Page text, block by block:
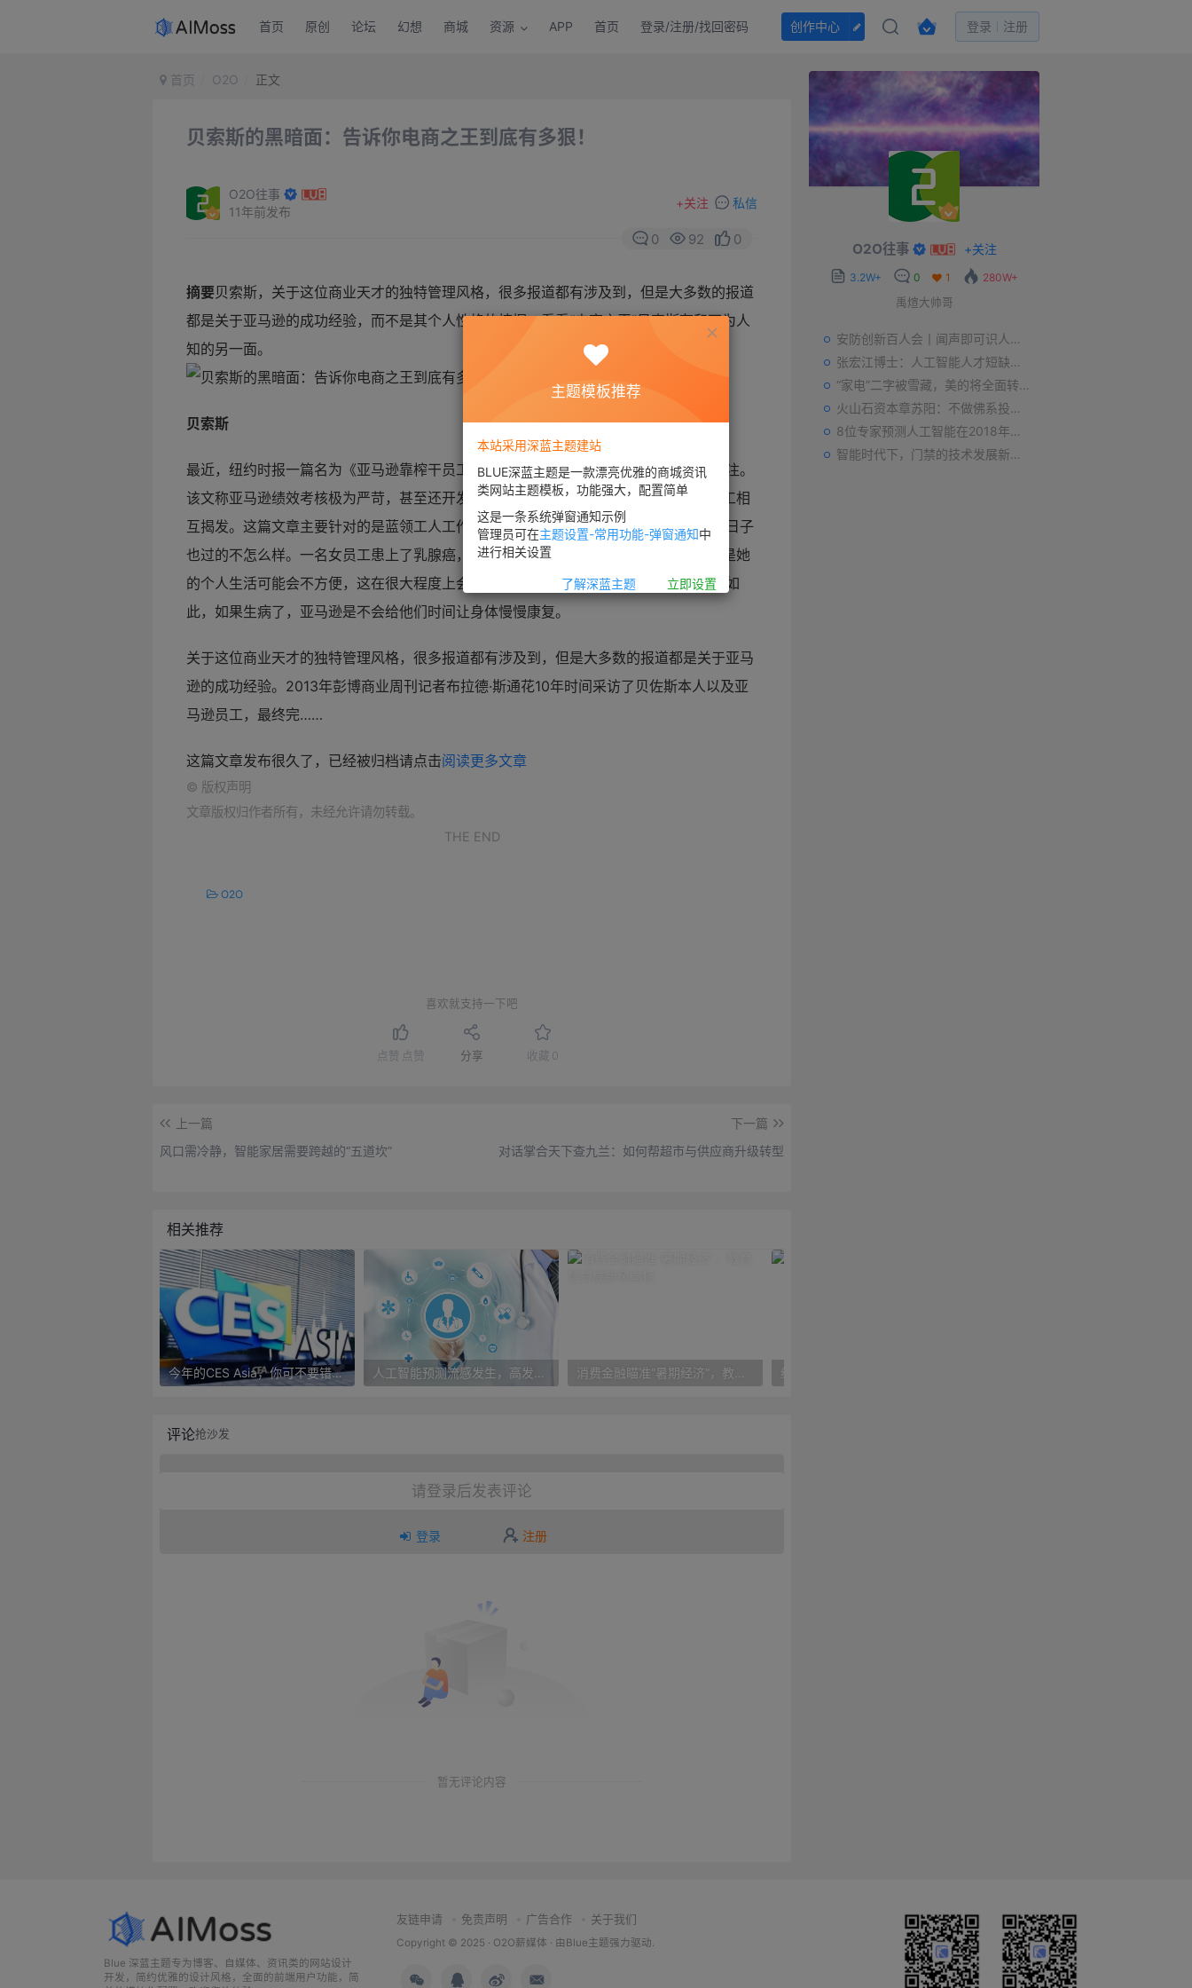
首页 原创 论坛 幻想 商城 资源 APP 首页 登录/注册/找回密码 创作中心 登录 注册
首页 O2O 正文
贝索斯的黑暗面：告诉你电商之王到底有多狠！
O2O往事
11年前发布
+关注 私信
0 92 0
摘要贝索斯，关于这位商业天才的独特管理风格，很多报道都有涉及到，但是大多数的报道
都是关于亚马逊的成功经验，而不是其个人性格的挖掘。看看“电商之王”贝索斯有和不为人
知的另一面。
贝索斯
最近，纽约时报一篇名为《亚马逊靠榨干员工改变世界》的文章，引起了公众的广泛关注。
该文称亚马逊绩效考核极为严苛，甚至还开发出“即时反馈平台”这样奇葩的工具鼓励员工相
互揭发。这篇文章主要针对的是蓝领工人工作辛苦的工作环境，其实，亚马逊的白领们日子
也过的不怎么样。一名女员工患上了乳腺癌，却被公司告知“你有被解雇的危险”。理由是她
的个人生活可能会不方便，这在很大程度上会影响她完成工作目标。其他的员工也大抵如
此，如果生病了，亚马逊是不会给他们时间让身体慢慢康复。
关于这位商业天才的独特管理风格，很多报道都有涉及到，但是大多数的报道都是关于亚马
逊的成功经验。2013年彭博商业周刊记者布拉德·斯通花10年时间采访了贝佐斯本人以及亚
马逊员工，最终完……
这篇文章发布很久了，已经被归档请点击阅读更多文章
© 版权声明
文章版权归作者所有，未经允许请勿转载。
THE END
O2O
喜欢就支持一下吧
点赞 点赞 分享 收藏 0
上一篇
风口需冷静，智能家居需要跨越的“五道坎”
下一篇
对话掌合天下查九兰：如何帮超市与供应商升级转型
相关推荐
今年的CES Asia，你可不要错过这些自动驾驶看点
评论抢沙发
请登录后发表评论
登录 注册
暂无评论内容
O2O往事 +关注
3.2W+ 0 1
280W+
禹煊大帅哥
安防创新百人会丨闻声即可识人，虚拟诈骗的克星——声纹识别
张宏江博士：人工智能人才短缺是世界性问题
“家电”二字被雪藏，美的将全面转型智能制造？
火山石资本章苏阳：不做佛系投资人，为企业价值战斗到底
8位专家预测人工智能在2018年对我们的影响
智能时代下，门禁的技术发展新趋势
Blue 深蓝主题专为博客、自媒体、资讯类的网站设计
开发，简约优雅的设计风格，全面的前端用户功能，简
友链申请 免责声明 广告合作 关于我们
Copyright © 2025 · O2O薪媒体 · 由 Blue主题强力驱动.
主题模板推荐
本站采用深蓝主题建站
BLUE深蓝主题是一款漂亮优雅的商城资讯
类网站主题模板，功能强大，配置简单
这是一条系统弹窗通知示例
管理员可在主题设置-常用功能-弹窗通知中
进行相关设置
了解深蓝主题 立即设置